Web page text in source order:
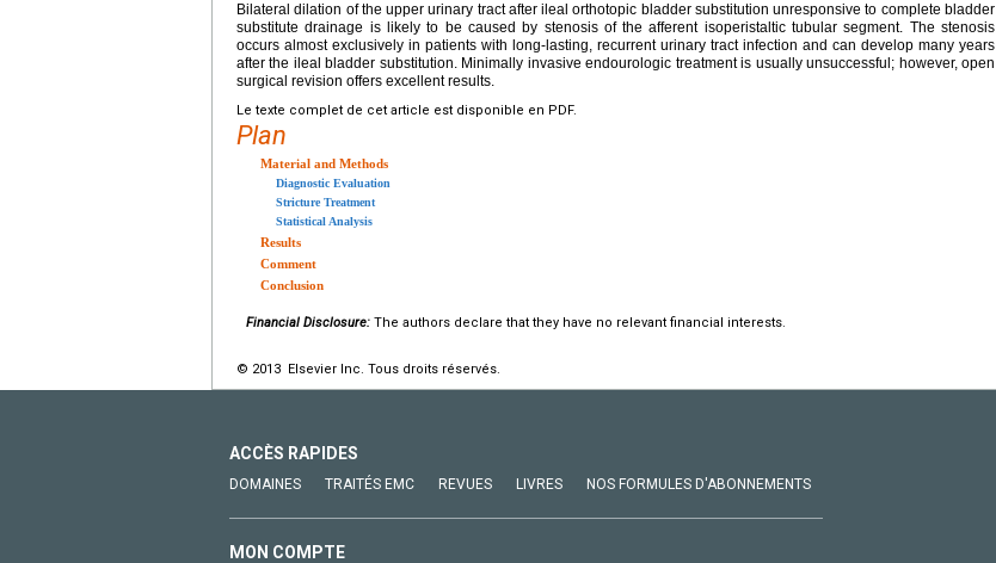
Bilateral dilation of the upper urinary tract after ileal orthotopic bladder substitution unresponsive to complete bladder
substitute drainage is likely to be caused by stenosis of the afferent isoperistaltic tubular segment. The stenosis
occurs almost exclusively in patients with long-lasting, recurrent urinary tract infection and can develop many years
after the ileal bladder substitution. Minimally invasive endourologic treatment is usually unsuccessful; however, open
surgical revision offers excellent results.
Le texte complet de cet article est disponible en PDF.
Plan
Material and Methods
Diagnostic Evaluation
Stricture Treatment
Statistical Analysis
Results
Comment
Conclusion
Financial Disclosure: The authors declare that they have no relevant financial interests.
© 2013 Elsevier Inc. Tous droits réservés.
ACCÈS RAPIDES
DOMAINES TRAITÉS EMC REVUES LIVRES NOS FORMULES D'ABONNEMENTS
MON COMPTE